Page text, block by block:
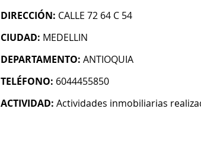
DIRECCIÓN: CALLE 72 64 C 54
CIUDAD: MEDELLIN
DEPARTAMENTO: ANTIOQUIA
TELÉFONO: 6044455850
ACTIVIDAD: Actividades inmobiliarias